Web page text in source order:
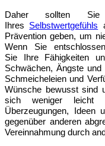
Daher sollten
Ihres Selbstwertgefühls
Prävention geben, um
Wenn Sie
Sie Ihre Fähigkeiten
Schwächen, Ängste
Schmeicheleien und
Wünsche bewusst sind
sich weniger leicht
Überzeugungen, Ideen
gegenüber anderen
Vereinnahmung durch